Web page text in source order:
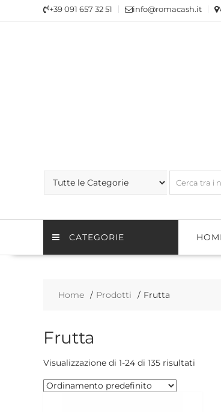
+39 091 657 32 51 info@romacash.it
CATEGORIE
Home Prodotti Frutta
Frutta
Visualizzazione di 1-24 di 135 risultati